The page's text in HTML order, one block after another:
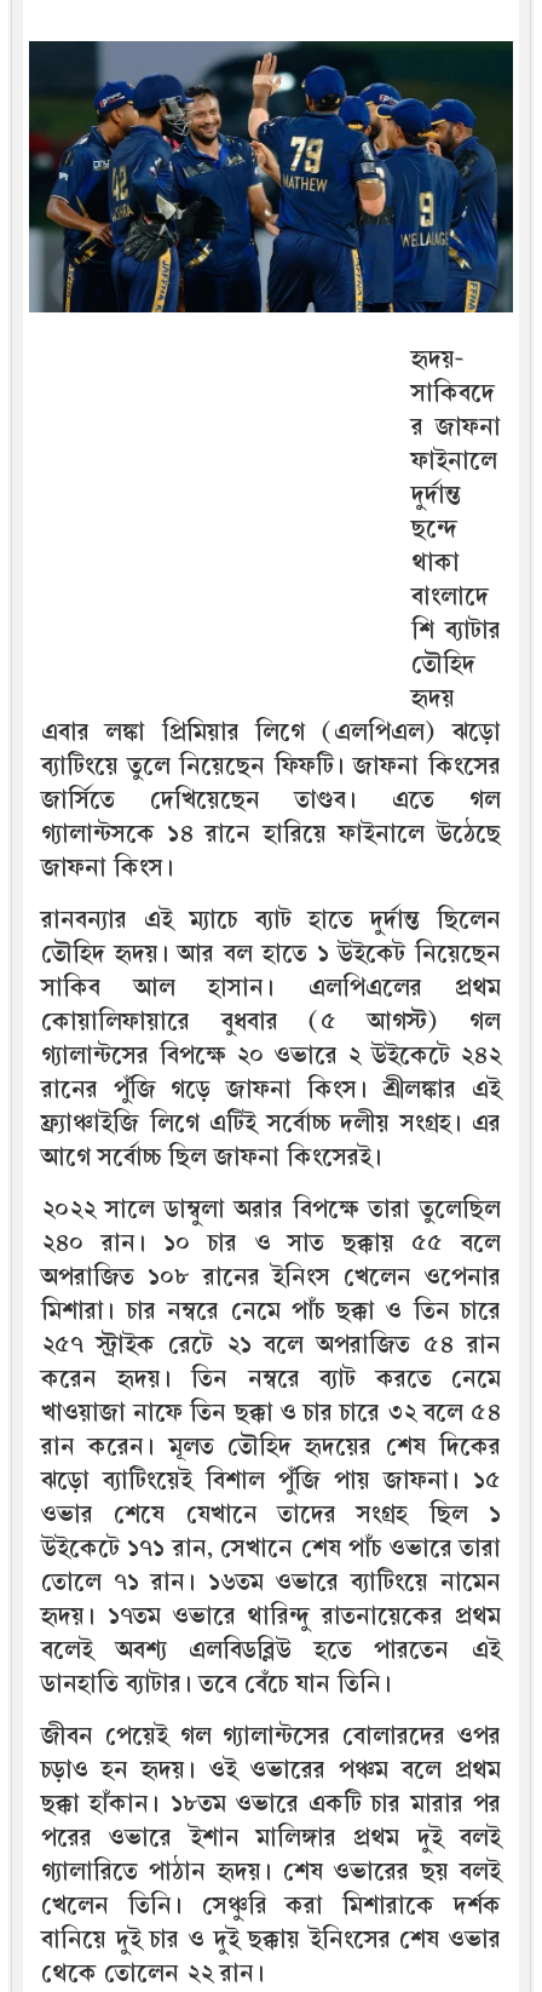
হৃদয়-
সাকিবদে
র জাফনা
ফাইনালে
দুর্দান্ত
ছন্দে
থাকা
বাংলাদে
শি ব্যাটার
তৌহিদ
হৃদয়
এবার লঙ্কা প্রিমিয়ার লিগে (এলপিএল) ঝড়ো
ব্যাটিংয়ে তুলে নিয়েছেন ফিফটি। জাফনা কিংসের
জার্সিতে দেখিয়েছেন তাণ্ডব। এতে গল
গ্যালান্টসকে ১৪ রানে হারিয়ে ফাইনালে উঠেছে
জাফনা কিংস।
রানবন্যার এই ম্যাচে ব্যাট হাতে দুর্দান্ত ছিলেন
তৌহিদ হৃদয়। আর বল হাতে ১ উইকেট নিয়েছেন
সাকিব আল হাসান। এলপিএলের প্রথম
কোয়ালিফায়ারে বুধবার (৫ আগস্ট) গল
গ্যালান্টসের বিপক্ষে ২০ ওভারে ২ উইকেটে ২৪২
রানের পুঁজি গড়ে জাফনা কিংস। শ্রীলঙ্কার এই
ফ্র্যাঞ্চাইজি লিগে এটিই সর্বোচ্চ দলীয় সংগ্রহ। এর
আগে সর্বোচ্চ ছিল জাফনা কিংসেরই।
২০২২ সালে ডাম্বুলা অরার বিপক্ষে তারা তুলেছিল
২৪০ রান। ১০ চার ও সাত ছক্কায় ৫৫ বলে
অপরাজিত ১০৮ রানের ইনিংস খেলেন ওপেনার
মিশারা। চার নম্বরে নেমে পাঁচ ছক্কা ও তিন চারে
২৫৭ স্ট্রাইক রেটে ২১ বলে অপরাজিত ৫৪ রান
করেন হৃদয়। তিন নম্বরে ব্যাট করতে নেমে
খাওয়াজা নাফে তিন ছক্কা ও চার চারে ৩২ বলে ৫৪
রান করেন। মূলত তৌহিদ হৃদয়ের শেষ দিকের
ঝড়ো ব্যাটিংয়েই বিশাল পুঁজি পায় জাফনা। ১৫
ওভার শেষে যেখানে তাদের সংগ্রহ ছিল ১
উইকেটে ১৭১ রান, সেখানে শেষ পাঁচ ওভারে তারা
তোলে ৭১ রান। ১৬তম ওভারে ব্যাটিংয়ে নামেন
হৃদয়। ১৭তম ওভারে থারিন্দু রাতনায়েকের প্রথম
বলেই অবশ্য এলবিডব্লিউ হতে পারতেন এই
ডানহাতি ব্যাটার। তবে বেঁচে যান তিনি।
জীবন পেয়েই গল গ্যালান্টসের বোলারদের ওপর
চড়াও হন হৃদয়। ওই ওভারের পঞ্চম বলে প্রথম
ছক্কা হাঁকান। ১৮তম ওভারে একটি চার মারার পর
পরের ওভারে ইশান মালিঙ্গার প্রথম দুই বলই
গ্যালারিতে পাঠান হৃদয়। শেষ ওভারের ছয় বলই
খেলেন তিনি। সেঞ্চুরি করা মিশারাকে দর্শক
বানিয়ে দুই চার ও দুই ছক্কায় ইনিংসের শেষ ওভার
থেকে তোলেন ২২ রান।